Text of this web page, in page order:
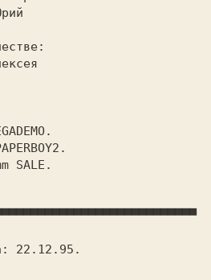
Юрий
SALE.
22.12.95.